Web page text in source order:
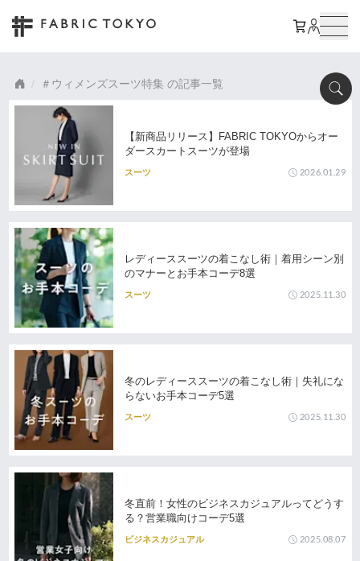
ウィメンズスーツ特集 の記事一覧
【新商品リリース】FABRIC TOKYOからオー
ダースカートスーツが登場
スーツ 2026.01.29
レディーススーツの着こなし術｜着用シーン別
のマナーとお手本コーデ8選
スーツ 2025.11.30
冬のレディーススーツの着こなし術｜失礼にな
らないお手本コーデ5選
スーツ 2025.11.30
冬直前！女性のビジネスカジュアルってどうす
る？営業職向けコーデ5選
ビジネスカジュアル 2025.08.07